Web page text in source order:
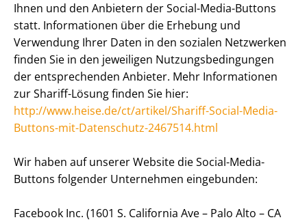
Ihnen und den Anbietern der Social-Media-Buttons
statt. Informationen über die Erhebung und
Verwendung Ihrer Daten in den sozialen Netzwerken
finden Sie in den jeweiligen Nut­zungs­be­din­gun­gen
der entsprechenden Anbieter. Mehr Informationen
zur Shariff-Lösung finden Sie hier:
http://www.heise.de/ct/artikel/Shariff-Social-Media-
Buttons-mit-Datenschutz-2467514.html
Wir haben auf unserer Website die Social-Media-
Buttons folgender Unternehmen eingebunden:
Facebook Inc. (1601 S. California Ave – Palo Alto – CA